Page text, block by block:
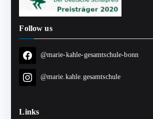
Follow us
@marie-kahle-gesamtschule-bonn
@marie.kahle.gesamtschule
Links